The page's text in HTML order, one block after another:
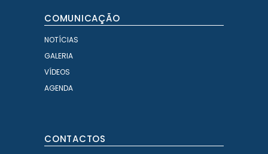
COMUNICAÇÃO
NOTÍCIAS
GALERIA
VÍDEOS
AGENDA
CONTACTOS